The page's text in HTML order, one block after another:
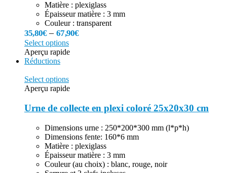
Matière : plexiglass
Épaisseur matière : 3 mm
Couleur : transparent
35,80€–67,90€
Select options
Aperçu rapide
Réductions
Select options
Aperçu rapide
Urne de collecte en plexi coloré 25x20x30 cm
Dimensions urne : 250*200*300 mm (l*p*h)
Dimensions fente: 160*6 mm
Matière : plexiglass
Épaisseur matière : 3 mm
Couleur (au choix) : blanc, rouge, noir